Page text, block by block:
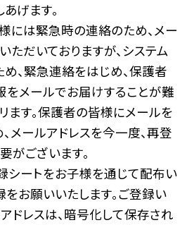
げます。
には緊急時の連絡のため、メー
ただいておりますが、システム
、緊急連絡をはじめ、保護者
メールでお届けすることが難
ます。保護者の皆様にメールを
メールアドレスを今一度、再登
がございます。
シートをお子様を通じて配布い
をお願いいたします。ご登録い
ドレスは、暗号化して保存され